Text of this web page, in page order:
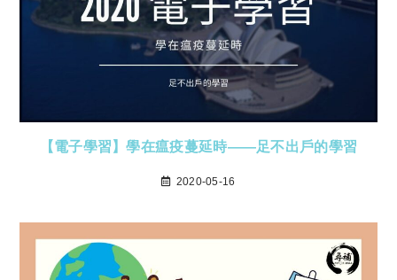
【電子學習】學在瘟疫蔓延時——足不出戶的學習
2020-05-16